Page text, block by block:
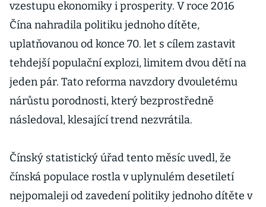
vzestupu ekonomiky i prosperity. V roce 2016
Čína nahradila politiku jednoho dítěte,
uplatňovanou od konce 70. let s cílem zastavit
tehdejší populační explozi, limitem dvou dětí na
jeden pár. Tato reforma navzdory dvouletému
nárůstu porodnosti, který bezprostředně
následoval, klesající trend nezvrátila.
Čínský statistický úřad tento měsíc uvedl, že
čínská populace rostla v uplynulém desetiletí
nejpomaleji od zavedení politiky jednoho dítěte v